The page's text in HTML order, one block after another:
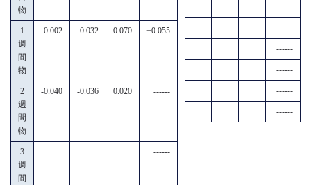
物
1
週
間
物
0.002 0.032 0.070 +0.055
2
週
間
物
-0.040 -0.036 0.020 ------
3
週
間
------
------
------
------
------
------
------